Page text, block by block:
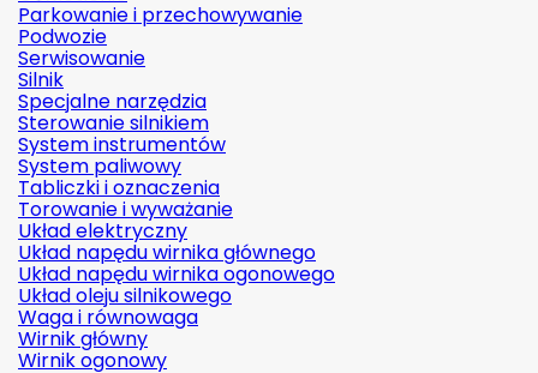
Parkowanie i przechowywanie
Podwozie
Serwisowanie
Silnik
Specjalne narzędzia
Sterowanie silnikiem
System instrumentów
System paliwowy
Tabliczki i oznaczenia
Torowanie i wyważanie
Układ elektryczny
Układ napędu wirnika głównego
Układ napędu wirnika ogonowego
Układ oleju silnikowego
Waga i równowaga
Wirnik główny
Wirnik ogonowy